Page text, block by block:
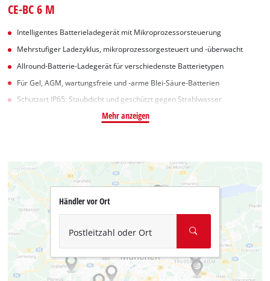
CE-BC 6 M
Intelligentes Batterieladegerät mit Mikroprozessorsteuerung
Mehrstufiger Ladezyklus, mikroprozessorgesteuert und -überwacht
Allround-Batterie-Ladegerät für verschiedenste Batterietypen
Für Gel, AGM, wartungsfreie und -arme Blei-Säure-Batterien
Schutzart IP65: Staubdicht und geschützt gegen Strahlwasser
Mehr anzeigen
Händler vor Ort
Postleitzahl oder Ort